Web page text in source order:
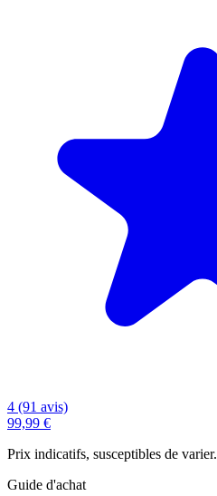
4 (91 avis)
99,99 €
Prix indicatifs, susceptibles de varier.
Guide d'achat